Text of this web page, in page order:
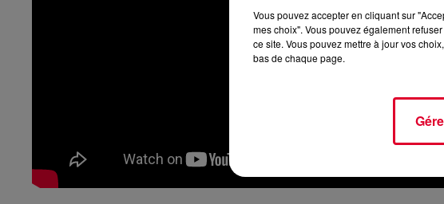
Vous pouvez accepter en cliquant sur
mes choix". Vous pouvez également
ce site. Vous pouvez mettre à jour vos
bas de chaque page.